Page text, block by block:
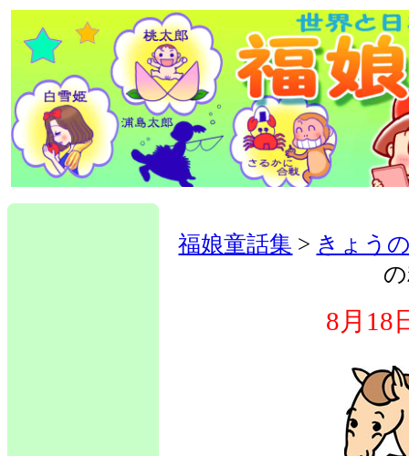
福娘童話集 > きょう
8月18